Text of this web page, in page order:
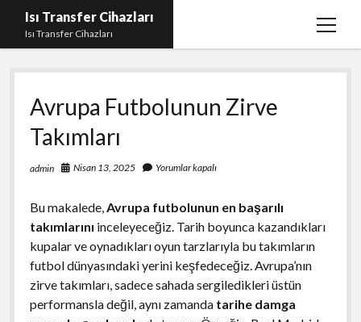
Isı Transfer Cihazları
Isı Transfer Cihazları
menüyü
Instagram Bayan Takipçi Yükseltme Hilesi Parasız
Instagram Beğeni Yükseltme Ücretsiz
instagram gizli hesap görme uygulaması
Liste
Youtube Yorum Hilesi Gerçek
Avrupa Futbolunun Zirve
Takımları
admin Nisan 13, 2025 Yorumlar kapalı
Bu makalede,Avrupa futbolunun en başarılı
takımlarını inceleyeceğiz. Tarih boyunca kazandıkları
kupalar ve oynadıkları oyun tarzlarıyla bu takımların
futbol dünyasındaki yerini keşfedeceğiz. Avrupa’nın
zirve takımları, sadece sahada sergiledikleri üstün
performansla değil, aynı zamanda tarihe damga